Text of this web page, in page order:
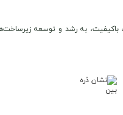
باکیفیت، به رشد و توسعه